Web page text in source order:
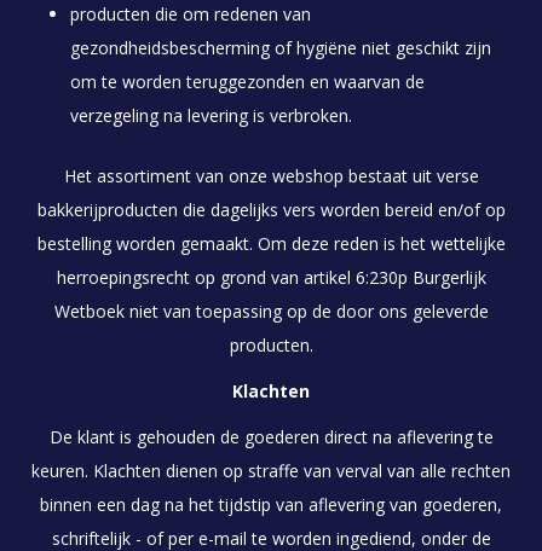
producten die om redenen van
gezondheidsbescherming of hygiëne niet geschikt zijn
om te worden teruggezonden en waarvan de
verzegeling na levering is verbroken.
Het assortiment van onze webshop bestaat uit verse
bakkerijproducten die dagelijks vers worden bereid en/of op
bestelling worden gemaakt. Om deze reden is het wettelijke
herroepingsrecht op grond van artikel 6:230p Burgerlijk
Wetboek niet van toepassing op de door ons geleverde
producten.
Klachten
De klant is gehouden de goederen direct na aflevering te
keuren. Klachten dienen op straffe van verval van alle rechten
binnen een dag na het tijdstip van aflevering van goederen,
schriftelijk - of per e-mail te worden ingediend, onder de